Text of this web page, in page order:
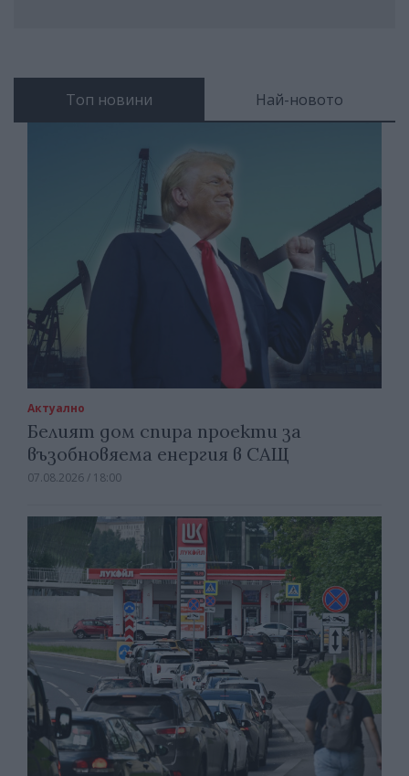
Топ новини Най-новото
Актуално
Белият дом спира проекти за
възобновяема енергия в САЩ
07.08.2026 / 18:00